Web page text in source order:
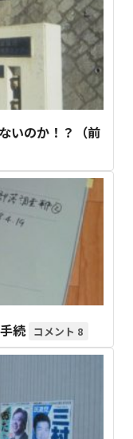
いのか！？（前
続 8